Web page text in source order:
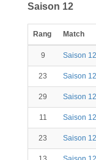
Saison 12
Rang Match
9 Saison
23 Saison
29 Saison
11 Saison
23 Saison